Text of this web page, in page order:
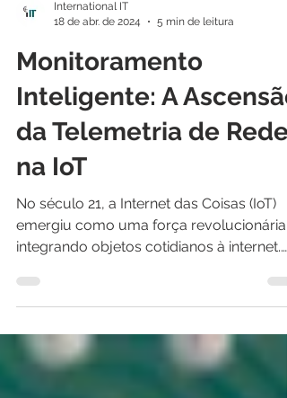
18 de abr. de 2024
5 min de leitura
Monitoramento
Inteligente: A Ascensão
da Telemetria de Rede
na IoT
No século 21, a Internet das Coisas (IoT)
emergiu como uma força revolucionária,
integrando objetos cotidianos à internet.
Com esta...